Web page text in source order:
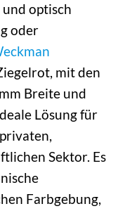
optisch
oder
mit den
Breite und
Lösung für
Sektor. Es
Farbgebung,